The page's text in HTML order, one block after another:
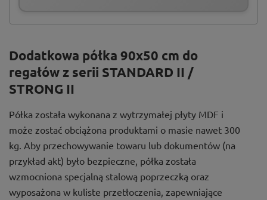
Dodatkowa półka 90x50 cm do
regałów z serii STANDARD II /
STRONG II
Półka została wykonana z wytrzymałej płyty MDF i
może zostać obciążona produktami o masie nawet 300
kg. Aby przechowywanie towaru lub dokumentów (na
przykład akt) było bezpieczne, półka została
wzmocniona specjalną stalową poprzeczką oraz
wyposażona w kuliste przetłoczenia, zapewniające